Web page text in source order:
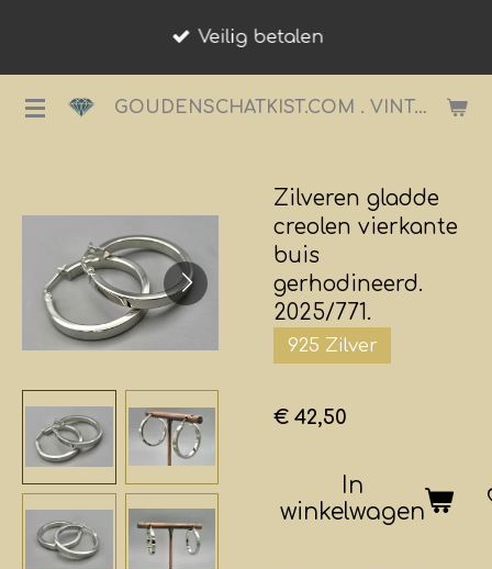
de
GOUDENSCHATKIST.COM . VINTAGE JUWELIER.
Veilig betalen
Zilveren gladde
creolen vierkante
buis
gerhodineerd.
2025/771.
925 Zilver
€ 42,50
In
winkelwagen